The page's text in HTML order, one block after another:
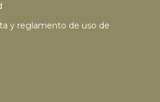
y reglamento de uso de